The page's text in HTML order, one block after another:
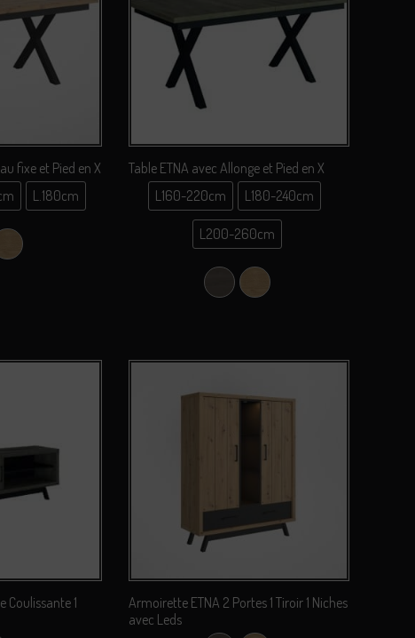
fixe et Pied en X
L.180cm
Nebraska
Chêne Sauvage
Table ETNA avec Allonge et Pied en X
L160-220cm
L180-240cm
L200-260cm
L160-220cm L180-240cm
L200-260cm
Chêne NebraskaChêne Sauvage
Coulissante 1
Armoirette ETNA 2 Portes 1 Tiroir 1 Niches
avec Leds